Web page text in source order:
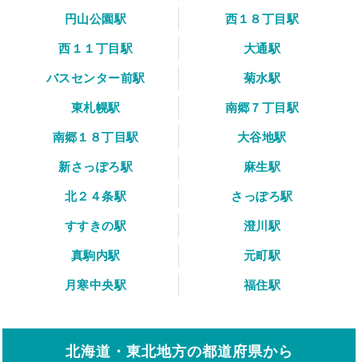
円山公園駅
西１８丁目駅
西１１丁目駅
大通駅
バスセンター前駅
菊水駅
東札幌駅
南郷７丁目駅
南郷１８丁目駅
大谷地駅
新さっぽろ駅
麻生駅
北２４条駅
さっぽろ駅
すすきの駅
澄川駅
真駒内駅
元町駅
月寒中央駅
福住駅
北海道・東北地方の都道府県から